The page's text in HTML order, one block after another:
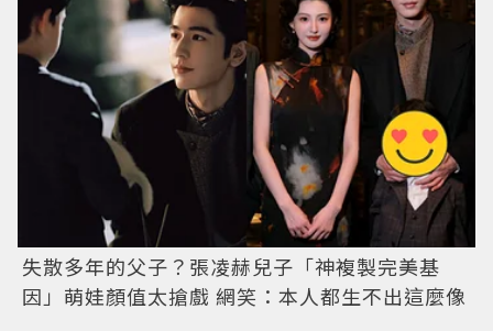
失散多年的父子？張凌赫兒子「神複製完美基
因」萌娃顏值太搶戲 網笑：本人都生不出這麼像